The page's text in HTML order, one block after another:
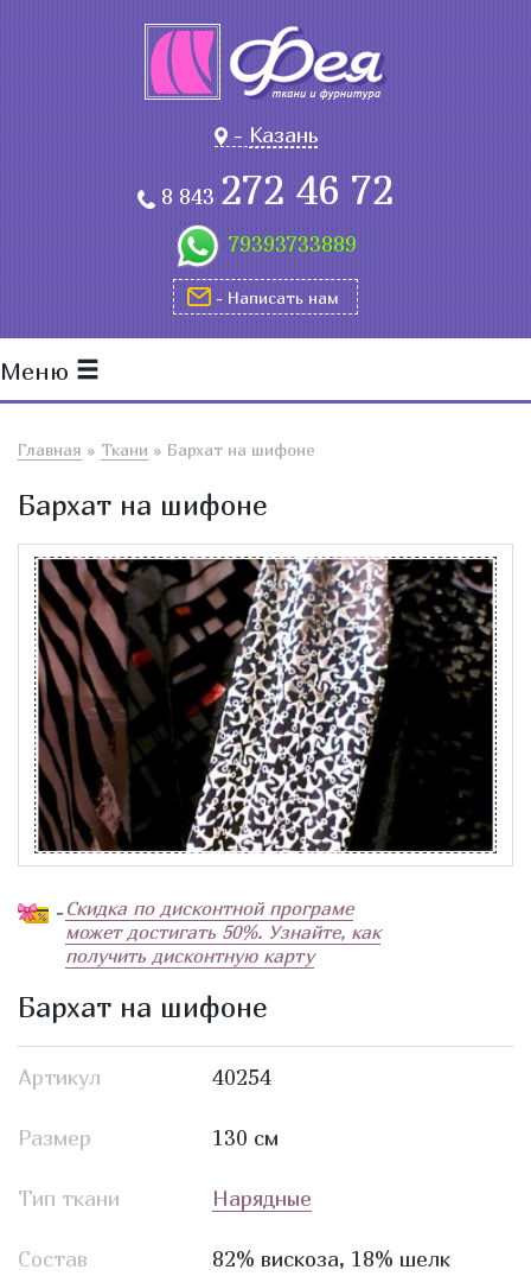
-Казань
8 843272 46 72
79393733889
- Написать нам
Меню
Главная » Ткани » Бархат на шифоне
Бархат на шифоне
- Скидка по дисконтной програме
может достигать 50%. Узнайте, как
получить дисконтную карту
Бархат на шифоне
Артикул 40254
Размер 130 см
Тип ткани Нарядные
Состав 82% вискоза, 18% шелк